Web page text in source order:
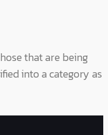
that are being
into a category as